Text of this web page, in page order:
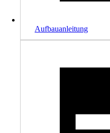
Aufbauanleitung